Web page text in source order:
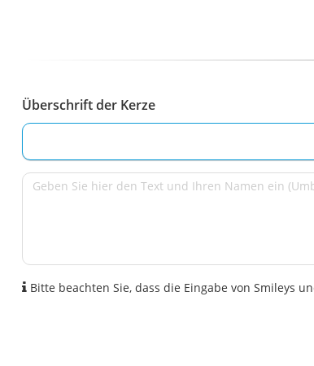
Überschrift der Kerze
Bitte beachten Sie, dass die Eingabe von Smileys